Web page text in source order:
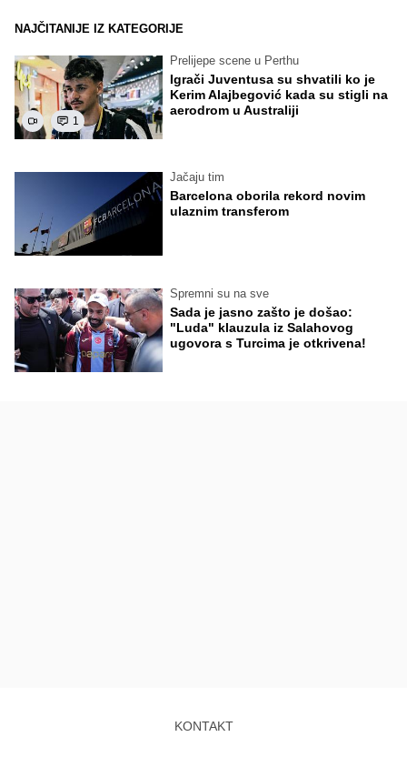
NAJČITANIJE IZ KATEGORIJE
1
Prelijepe scene u Perthu
Igrači Juventusa su shvatili ko je
Kerim Alajbegović kada su stigli na
aerodrom u Australiji
Jačaju tim
Barcelona oborila rekord novim
ulaznim transferom
Spremni su na sve
Sada je jasno zašto je došao:
"Luda" klauzula iz Salahovog
ugovora s Turcima je otkrivena!
KONTAKT